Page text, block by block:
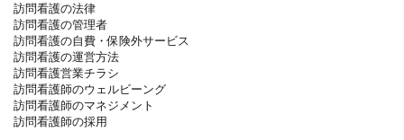
訪問看護の法律
訪問看護の管理者
訪問看護の自費・保険外サービス
訪問看護の運営方法
訪問看護営業チラシ
訪問看護師のウェルビーング
訪問看護師のマネジメント
訪問看護師の採用